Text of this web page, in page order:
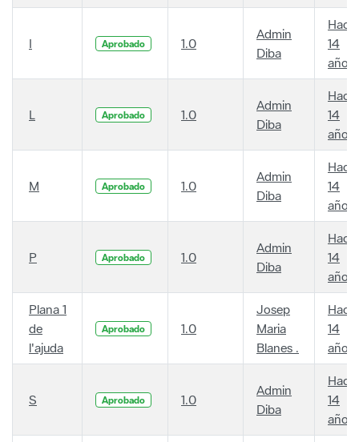
I Aprobado 1.0
Admin
Diba
Hace
14
años
L Aprobado 1.0
Admin
Diba
Hace
14
años
M Aprobado 1.0
Admin
Diba
Hace
14
años
P Aprobado 1.0
Admin
Diba
Hace
14
años
Plana 1
de
l'ajuda
Aprobado 1.0
Josep
Maria
Blanes .
Hace
14
años
S Aprobado 1.0
Admin
Diba
Hace
14
años